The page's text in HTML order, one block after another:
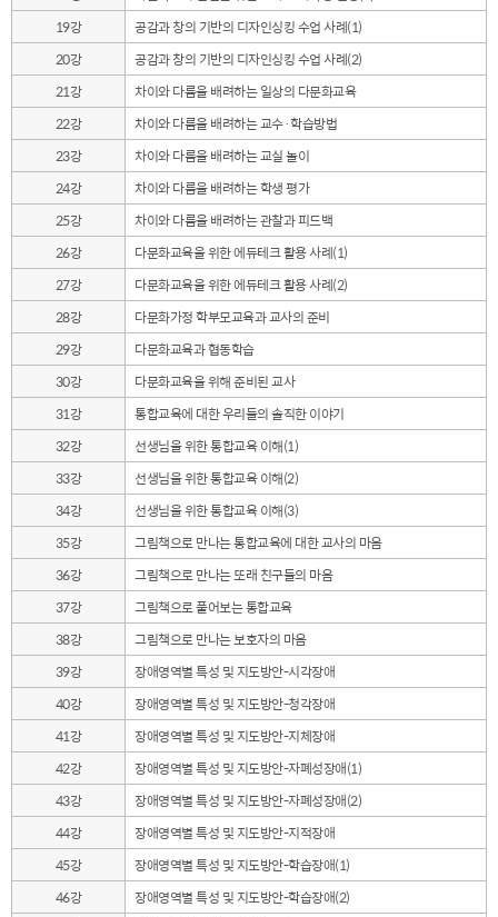
19강
공감과 창의 기반의 디자인싱킹 수업 사례(1)
20강
공감과 창의 기반의 디자인싱킹 수업 사례(2)
21강
차이와 다름을 배려하는 일상의 다문화교육
22강
차이와 다름을 배려하는 교수·학습방법
23강
차이와 다름을 배려하는 교실 놀이
24강
차이와 다름을 배려하는 학생 평가
25강
차이와 다름을 배려하는 관찰과 피드백
26강
다문화교육을 위한 에듀테크 활용 사례(1)
27강
다문화교육을 위한 에듀테크 활용 사례(2)
28강
다문화가정 학부모교육과 교사의 준비
29강
다문화교육과 협동학습
30강
다문화교육을 위해 준비된 교사
31강
통합교육에 대한 우리들의 솔직한 이야기
32강
선생님을 위한 통합교육 이해(1)
33강
선생님을 위한 통합교육 이해(2)
34강
선생님을 위한 통합교육 이해(3)
35강
그림책으로 만나는 통합교육에 대한 교사의 마음
36강
그림책으로 만나는 또래 친구들의 마음
37강
그림책으로 풀어보는 통합교육
38강
그림책으로 만나는 보호자의 마음
39강
장애영역별 특성 및 지도방안-시각장애
40강
장애영역별 특성 및 지도방안-청각장애
41강
장애영역별 특성 및 지도방안-지체장애
42강
장애영역별 특성 및 지도방안-자폐성장애(1)
43강
장애영역별 특성 및 지도방안-자폐성장애(2)
44강
장애영역별 특성 및 지도방안-지적장애
45강
장애영역별 특성 및 지도방안-학습장애(1)
46강
장애영역별 특성 및 지도방안-학습장애(2)